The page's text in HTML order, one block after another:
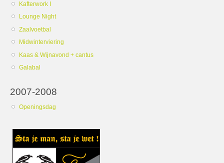
Kafterwork I
Lounge Night
Zaalvoetbal
Midwinterviering
Kaas & Wijnavond + cantus
Galabal
2007-2008
Openingsdag